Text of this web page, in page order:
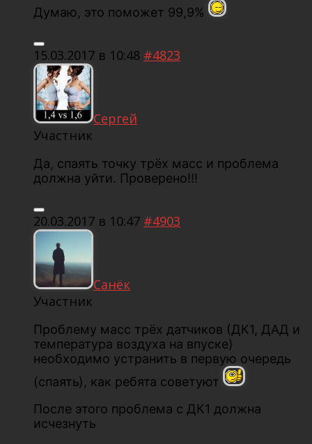
Думаю, это поможет 99,9%
15.03.2017 в 10:48 #4823
Сергей
Участник
Да, спаять точку трёх масс и проблема
должна уйти. Проверено!!!
20.03.2017 в 10:47 #4903
Санёк
Участник
Проблему масс трёх датчиков (ДК1, ДАД и
температура воздуха на впуске)
необходимо устранить в первую очередь
(спаять), как ребята советуют
После этого проблема с ДК1 должна
исчезнуть